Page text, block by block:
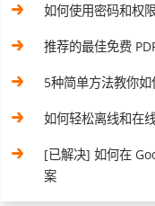
如何使用密码和权
推荐的最佳免费
5种简单方法教你
如何轻松离线和在
[已解决] 如何在
案